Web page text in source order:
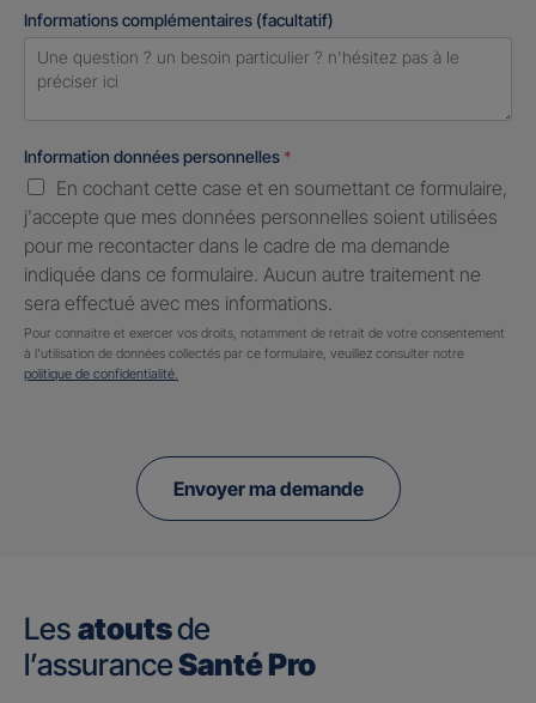
Informations complémentaires (facultatif)
Information données personnelles *
En cochant cette case et en soumettant ce formulaire,
j'accepte que mes données personnelles soient utilisées
pour me recontacter dans le cadre de ma demande
indiquée dans ce formulaire. Aucun autre traitement ne
sera effectué avec mes informations.
Pour connaitre et exercer vos droits, notamment de retrait de votre consentement
à l'utilisation de données collectés par ce formulaire, veuillez consulter notre
politique de confidentialité.
Envoyer ma demande
Les atoutsde
l’assuranceSanté Pro